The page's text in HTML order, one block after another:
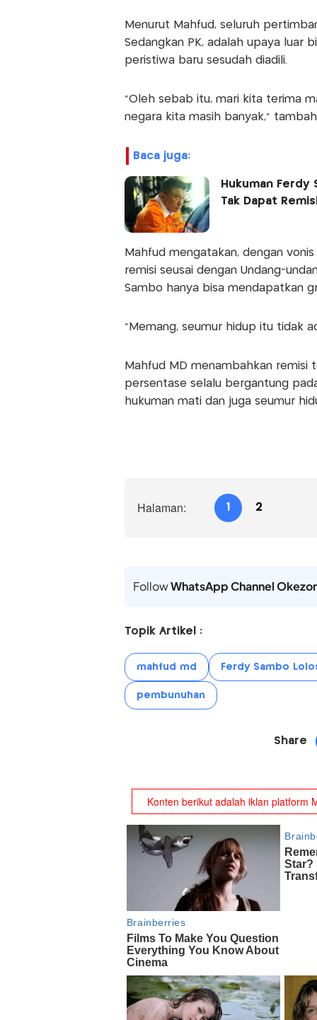
Menurut Mahfud, seluruh
Sedangkan PK, adalah upaya luar
peristiwa baru sesudah diadili.
"Oleh sebab itu, mari kita terima
negara kita masih banyak,"
baca juga:
Hukuman Ferdy
Tak Dapat
Mahfud mengatakan, dengan
remisi seusai dengan Undang-
Sambo hanya bisa mendapatkan
"Memang, seumur hidup itu tidak
Mahfud MD menambahkan
persentase selalu bergantung
hukuman mati dan juga seumur
Halaman: 1 2
FollowWhatsApp Channel
Topik Artikel :
mahfud md Ferdy Sambo
pembunuhan
Share